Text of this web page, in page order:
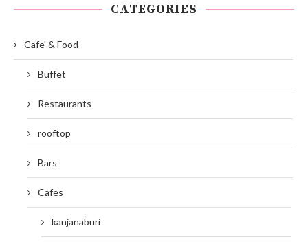
CATEGORIES
Cafe' & Food
Buffet
Restaurants
rooftop
Bars
Cafes
kanjanaburi